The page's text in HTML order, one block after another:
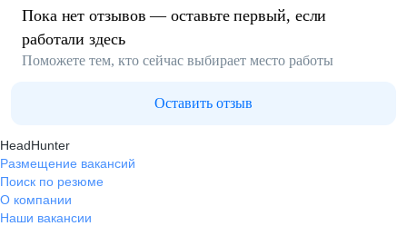
Пока нет отзывов — оставьте первый, если
работали здесь
Поможете тем, кто сейчас выбирает место работы
Оставить отзыв
HeadHunter
Размещение вакансий
Поиск по резюме
О компании
Наши вакансии